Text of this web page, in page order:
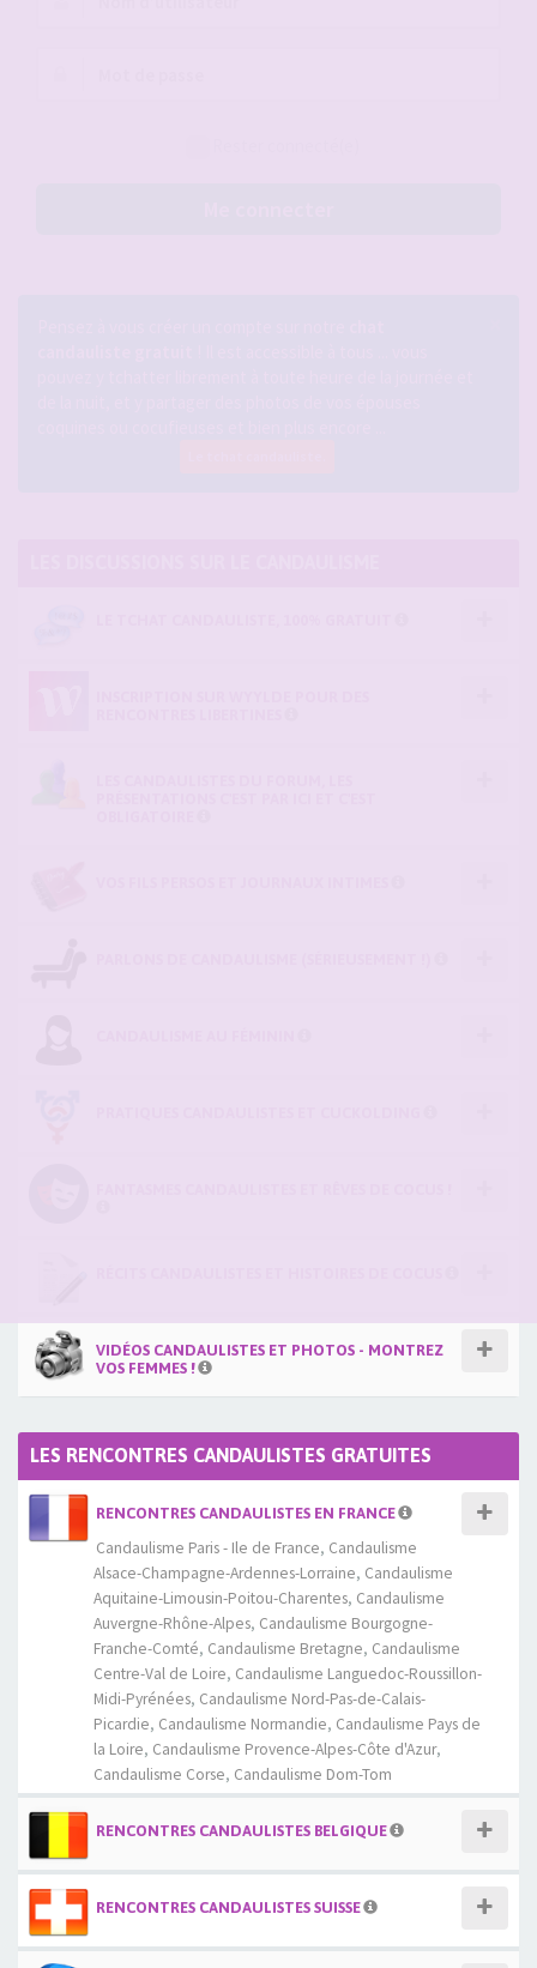
VIDÉOS CANDAULISTES ET PHOTOS - MONTREZ
VOS FEMMES !
LES RENCONTRES CANDAULISTES GRATUITES
RENCONTRES CANDAULISTES EN FRANCE
Candaulisme Paris - Ile de France, Candaulisme
Alsace-Champagne-Ardennes-Lorraine, Candaulisme
Aquitaine-Limousin-Poitou-Charentes, Candaulisme
Auvergne-Rhône-Alpes, Candaulisme Bourgogne-
Franche-Comté, Candaulisme Bretagne, Candaulisme
Centre-Val de Loire, Candaulisme Languedoc-Roussillon-
Midi-Pyrénées, Candaulisme Nord-Pas-de-Calais-
Picardie, Candaulisme Normandie, Candaulisme Pays de
la Loire, Candaulisme Provence-Alpes-Côte d'Azur,
Candaulisme Corse, Candaulisme Dom-Tom
RENCONTRES CANDAULISTES BELGIQUE
RENCONTRES CANDAULISTES SUISSE